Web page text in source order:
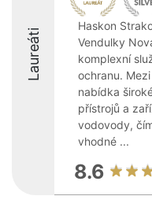
Laureáti
Haskon
Vendulky
komplexní
ochranu.
nabídka
přístrojů a
vodovody,
vhodné ...
8.6